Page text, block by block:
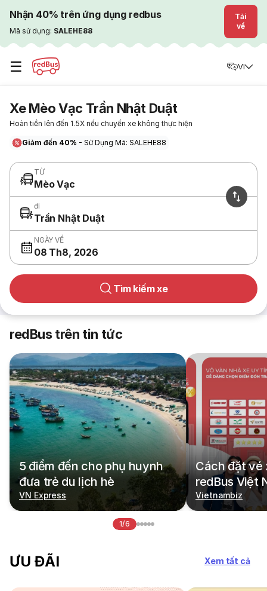
Nhận 40% trên ứng dụng redbus
Mã sử dụng: SALEHE88
Tải
về
☰ VI
Xe Mèo Vạc Trần Nhật Duật
Hoàn tiền lên đến 1.5X nếu chuyến xe không thực hiện
Giảm đến 40% - Sử Dụng Mã: SALEHE88
TỪ
Mèo Vạc
đi
Trần Nhật Duật
NGÀY VỀ
08 Th8, 2026
Tìm kiếm xe
redBus trên tin tức
5 điểm đến cho phụ huynh
đưa trẻ du lịch hè
VN Express
Cách đặt vé
redBus Việt
Vietnambiz
1/6
ƯU ĐÃI Xem tất cả